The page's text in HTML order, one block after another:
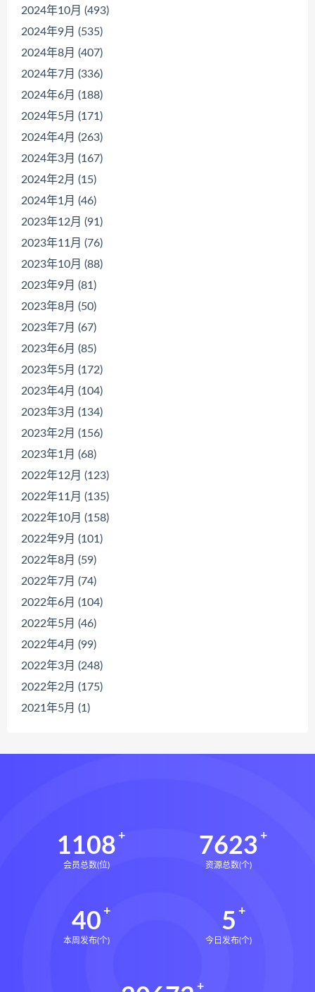
2024年10月 (493)
2024年9月 (535)
2024年8月 (407)
2024年7月 (336)
2024年6月 (188)
2024年5月 (171)
2024年4月 (263)
2024年3月 (167)
2024年2月 (15)
2024年1月 (46)
2023年12月 (91)
2023年11月 (76)
2023年10月 (88)
2023年9月 (81)
2023年8月 (50)
2023年7月 (67)
2023年6月 (85)
2023年5月 (172)
2023年4月 (104)
2023年3月 (134)
2023年2月 (156)
2023年1月 (68)
2022年12月 (123)
2022年11月 (135)
2022年10月 (158)
2022年9月 (101)
2022年8月 (59)
2022年7月 (74)
2022年6月 (104)
2022年5月 (46)
2022年4月 (99)
2022年3月 (248)
2022年2月 (175)
2021年5月 (1)
1108
会员总数(位)
7623
资源总数(个)
40
本周发布(个)
5
今日发布(个)